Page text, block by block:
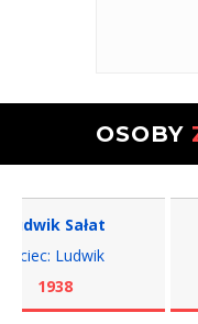
OSOBY
Sałat
Ludwik